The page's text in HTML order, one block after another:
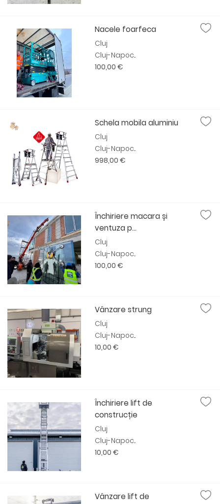
Nacele foarfeca
Cluj
Cluj-Napoc...
100,00 €
Schela mobila aluminiu
Cluj
Cluj-Napoc...
998,00 €
Închiriere macara și
ventuza p...
Cluj
Cluj-Napoc...
100,00 €
Vânzare strung
Cluj
Cluj-Napoc...
10,00 €
Închiriere lift de
construcție
Cluj
Cluj-Napoc...
10,00 €
Vânzare lift de